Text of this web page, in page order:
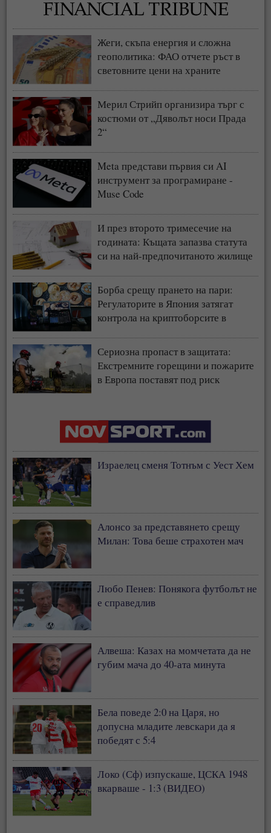
Жеги, скъпа енергия и сложна
геополитика: ФАО отчете ръст в
световните цени на храните
Мерил Стрийп организира търг с
костюми от „Дяволът носи Прада
2“
Meta представи първия си AI
инструмент за програмиране -
Muse Code
И през второто тримесечие на
годината: Къщата запазва статута
си на най-предпочитаното жилище
Борба срещу прането на пари:
Регулаторите в Япония затягат
контрола на криптоборсите в
Сериозна пропаст в защитата:
Екстремните горещини и пожарите
в Европа поставят под риск
Израелец сменя Тотнъм с Уест Хем
Алонсо за представянето срещу
Милан: Това беше страхотен мач
Любо Пенев: Понякога футболът не
е справедлив
Алвеша: Казах на момчетата да не
губим мача до 40-ата минута
Бела поведе 2:0 на Царя, но
допусна младите левскари да я
победят с 5:4
Локо (Сф) изпускаше, ЦСКА 1948
вкарваше - 1:3 (ВИДЕО)